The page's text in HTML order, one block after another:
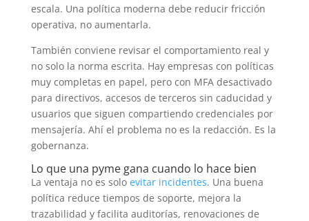
escala. Una política moderna debe reducir fricción
operativa, no aumentarla.
También conviene revisar el comportamiento real y
no solo la norma escrita. Hay empresas con políticas
muy completas en papel, pero con MFA desactivado
para directivos, accesos de terceros sin caducidad y
usuarios que siguen compartiendo credenciales por
mensajería. Ahí el problema no es la redacción. Es la
gobernanza.
Lo que una pyme gana cuando lo hace bien
La ventaja no es solo evitar incidentes. Una buena
política reduce tiempos de soporte, mejora la
trazabilidad y facilita auditorías, renovaciones de